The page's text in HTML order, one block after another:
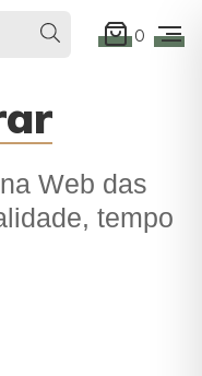
0
Web das
tempo